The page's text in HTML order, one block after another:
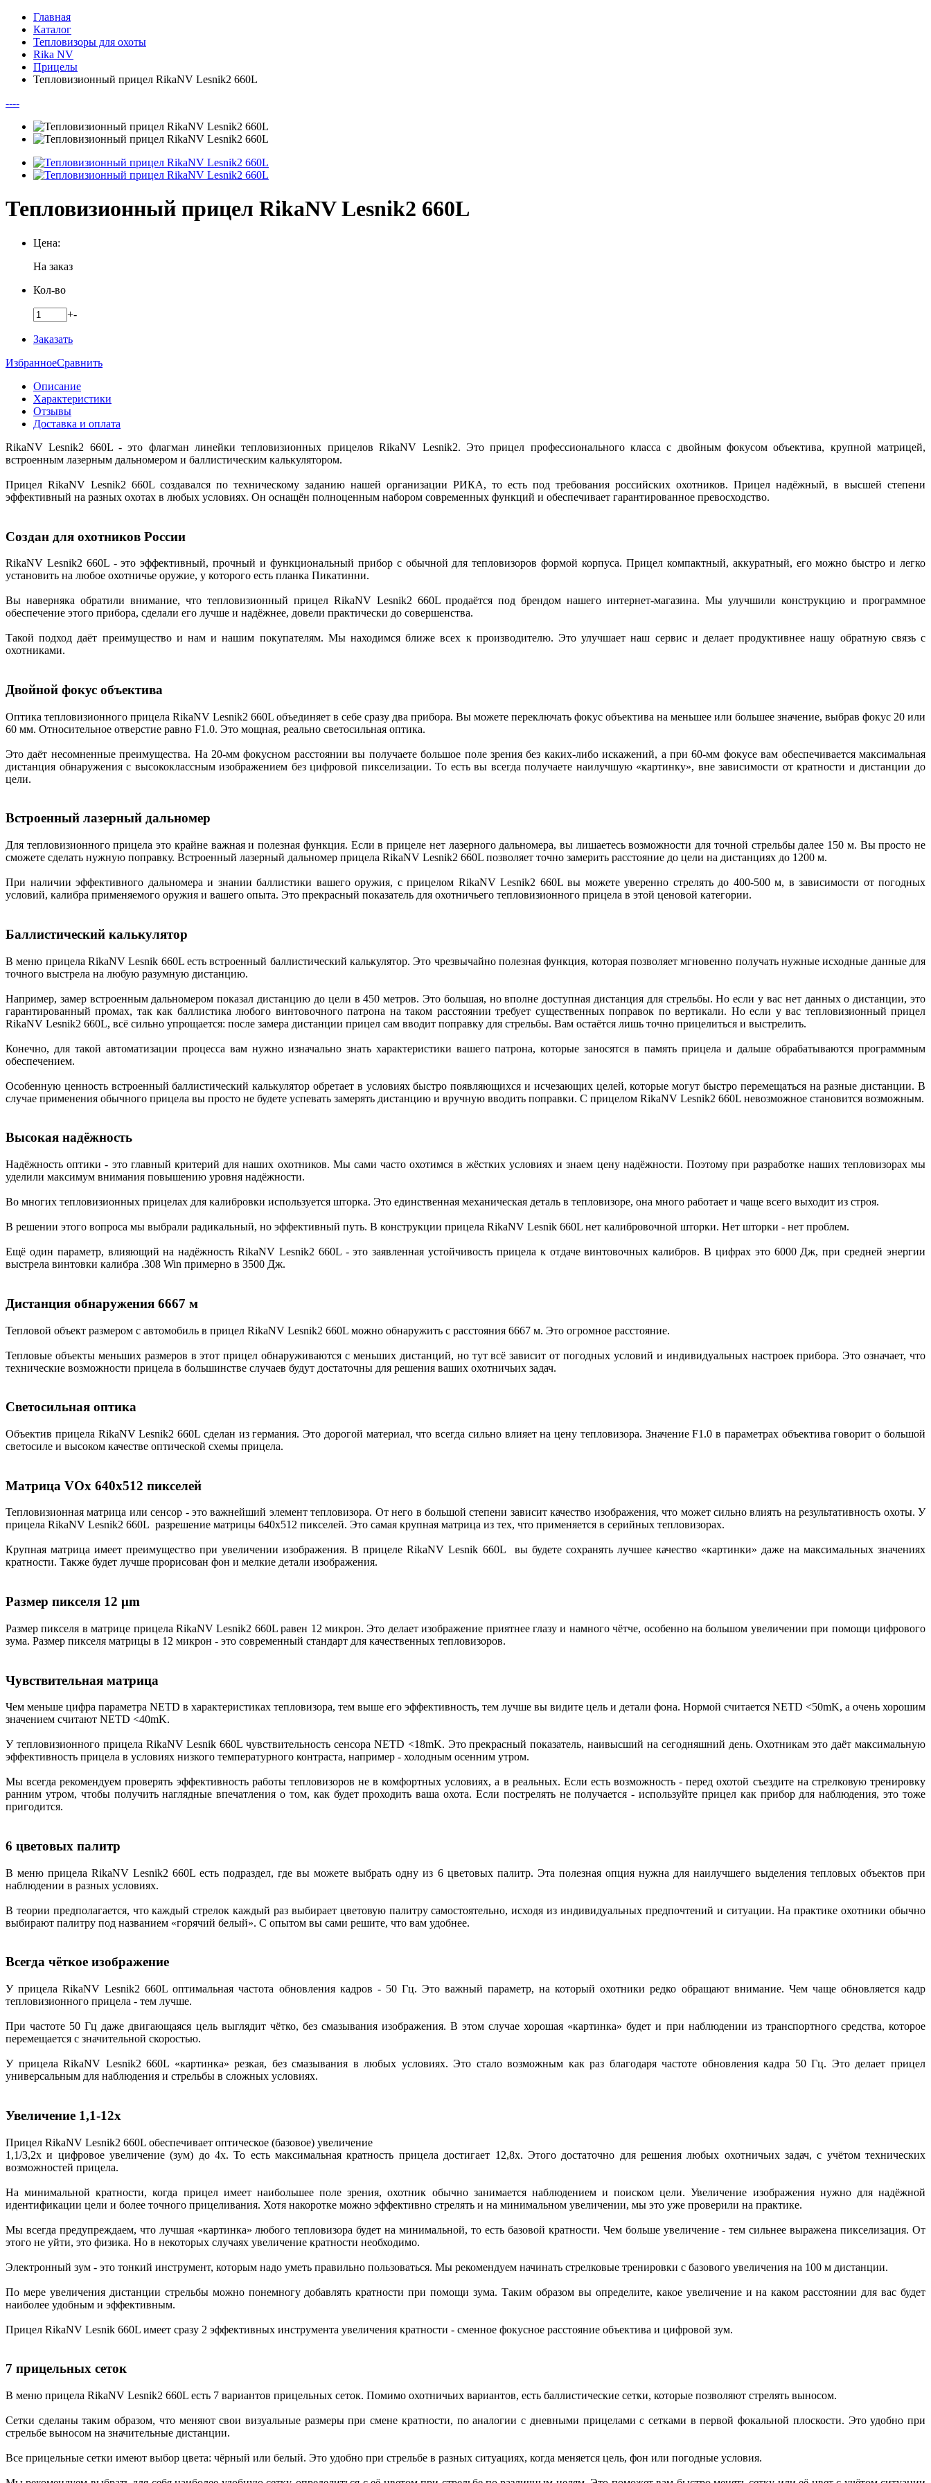
Главная
Каталог
Тепловизоры для охоты
Rika NV
Прицелы
Тепловизионный прицел RikaNV Lesnik2 660L
----
Тепловизионный прицел RikaNV Lesnik2 660L
Цена:
На заказ
Кол-во
+-
Заказать
ИзбранноеСравнить
Описание
Характеристики
Отзывы
Доставка и оплата
RikaNV Lesnik2 660L - это флагман линейки тепловизионных прицелов RikaNV Lesnik2. Это прицел профессионального класса с двойным фокусом объектива, крупной матрицей,
встроенным лазерным дальномером и баллистическим калькулятором.
Прицел RikaNV Lesnik2 660L создавался по техническому заданию нашей организации РИКА, то есть под требования российских охотников. Прицел надёжный, в высшей степени
эффективный на разных охотах в любых условиях. Он оснащён полноценным набором современных функций и обеспечивает гарантированное превосходство.
Создан для охотников России
RikaNV Lesnik2 660L - это эффективный, прочный и функциональный прибор с обычной для тепловизоров формой корпуса. Прицел компактный, аккуратный, его можно быстро и легко
установить на любое охотничье оружие, у которого есть планка Пикатинни.
Вы наверняка обратили внимание, что тепловизионный прицел RikaNV Lesnik2 660L продаётся под брендом нашего интернет-магазина. Мы улучшили конструкцию и программное
обеспечение этого прибора, сделали его лучше и надёжнее, довели практически до совершенства.
Такой подход даёт преимущество и нам и нашим покупателям. Мы находимся ближе всех к производителю. Это улучшает наш сервис и делает продуктивнее нашу обратную связь с
охотниками.
Двойной фокус объектива
Оптика тепловизионного прицела RikaNV Lesnik2 660L объединяет в себе сразу два прибора. Вы можете переключать фокус объектива на меньшее или большее значение, выбрав фокус 20 или
60 мм. Относительное отверстие равно F1.0. Это мощная, реально светосильная оптика.
Это даёт несомненные преимущества. На 20-мм фокусном расстоянии вы получаете большое поле зрения без каких-либо искажений, а при 60-мм фокусе вам обеспечивается максимальная
дистанция обнаружения с высококлассным изображением без цифровой пикселизации. То есть вы всегда получаете наилучшую «картинку», вне зависимости от кратности и дистанции до
цели.
Встроенный лазерный дальномер
Для тепловизионного прицела это крайне важная и полезная функция. Если в прицеле нет лазерного дальномера, вы лишаетесь возможности для точной стрельбы далее 150 м. Вы просто не
сможете сделать нужную поправку. Встроенный лазерный дальномер прицела RikaNV Lesnik2 660L позволяет точно замерить расстояние до цели на дистанциях до 1200 м.
При наличии эффективного дальномера и знании баллистики вашего оружия, с прицелом RikaNV Lesnik2 660L вы можете уверенно стрелять до 400-500 м, в зависимости от погодных
условий, калибра применяемого оружия и вашего опыта. Это прекрасный показатель для охотничьего тепловизионного прицела в этой ценовой категории.
Баллистический калькулятор
В меню прицела RikaNV Lesnik 660L есть встроенный баллистический калькулятор. Это чрезвычайно полезная функция, которая позволяет мгновенно получать нужные исходные данные для
точного выстрела на любую разумную дистанцию.
Например, замер встроенным дальномером показал дистанцию до цели в 450 метров. Это большая, но вполне доступная дистанция для стрельбы. Но если у вас нет данных о дистанции, это
гарантированный промах, так как баллистика любого винтовочного патрона на таком расстоянии требует существенных поправок по вертикали. Но если у вас тепловизионный прицел
RikaNV Lesnik2 660L, всё сильно упрощается: после замера дистанции прицел сам вводит поправку для стрельбы. Вам остаётся лишь точно прицелиться и выстрелить.
Конечно, для такой автоматизации процесса вам нужно изначально знать характеристики вашего патрона, которые заносятся в память прицела и дальше обрабатываются программным
обеспечением.
Особенную ценность встроенный баллистический калькулятор обретает в условиях быстро появляющихся и исчезающих целей, которые могут быстро перемещаться на разные дистанции. В
случае применения обычного прицела вы просто не будете успевать замерять дистанцию и вручную вводить поправки. С прицелом RikaNV Lesnik2 660L невозможное становится возможным.
Высокая надёжность
Надёжность оптики - это главный критерий для наших охотников. Мы сами часто охотимся в жёстких условиях и знаем цену надёжности. Поэтому при разработке наших тепловизорах мы
уделили максимум внимания повышению уровня надёжности.
Во многих тепловизионных прицелах для калибровки используется шторка. Это единственная механическая деталь в тепловизоре, она много работает и чаще всего выходит из строя.
В решении этого вопроса мы выбрали радикальный, но эффективный путь. В конструкции прицела RikaNV Lesnik 660L нет калибровочной шторки. Нет шторки - нет проблем.
Ещё один параметр, влияющий на надёжность RikaNV Lesnik2 660L - это заявленная устойчивость прицела к отдаче винтовочных калибров. В цифрах это 6000 Дж, при средней энергии
выстрела винтовки калибра .308 Win примерно в 3500 Дж.
Дистанция обнаружения 6667 м
Тепловой объект размером с автомобиль в прицел RikaNV Lesnik2 660L можно обнаружить с расстояния 6667 м. Это огромное расстояние.
Тепловые объекты меньших размеров в этот прицел обнаруживаются с меньших дистанций, но тут всё зависит от погодных условий и индивидуальных настроек прибора. Это означает, что
технические возможности прицела в большинстве случаев будут достаточны для решения ваших охотничьих задач.
Светосильная оптика
Объектив прицела RikaNV Lesnik2 660L сделан из германия. Это дорогой материал, что всегда сильно влияет на цену тепловизора. Значение F1.0 в параметрах объектива говорит о большой
светосиле и высоком качестве оптической схемы прицела.
Матрица VOx 640х512 пикселей
Тепловизионная матрица или сенсор - это важнейший элемент тепловизора. От него в большой степени зависит качество изображения, что может сильно влиять на результативность охоты. У
прицела RikaNV Lesnik2 660L разрешение матрицы 640х512 пикселей. Это самая крупная матрица из тех, что применяется в серийных тепловизорах.
Крупная матрица имеет преимущество при увеличении изображения. В прицеле RikaNV Lesnik 660L вы будете сохранять лучшее качество «картинки» даже на максимальных значениях
кратности. Также будет лучше прорисован фон и мелкие детали изображения.
Размер пикселя 12 μm
Размер пикселя в матрице прицела RikaNV Lesnik2 660L равен 12 микрон. Это делает изображение приятнее глазу и намного чётче, особенно на большом увеличении при помощи цифрового
зума. Размер пикселя матрицы в 12 микрон - это современный стандарт для качественных тепловизоров.
Чувствительная матрица
Чем меньше цифра параметра NETD в характеристиках тепловизора, тем выше его эффективность, тем лучше вы видите цель и детали фона. Нормой считается NETD <50mK, а очень хорошим
значением считают NETD <40mK.
У тепловизионного прицела RikaNV Lesnik 660L чувствительность сенсора NETD <18mK. Это прекрасный показатель, наивысший на сегодняшний день. Охотникам это даёт максимальную
эффективность прицела в условиях низкого температурного контраста, например - холодным осенним утром.
Мы всегда рекомендуем проверять эффективность работы тепловизоров не в комфортных условиях, а в реальных. Если есть возможность - перед охотой съездите на стрелковую тренировку
ранним утром, чтобы получить наглядные впечатления о том, как будет проходить ваша охота. Если пострелять не получается - используйте прицел как прибор для наблюдения, это тоже
пригодится.
6 цветовых палитр
В меню прицела RikaNV Lesnik2 660L есть подраздел, где вы можете выбрать одну из 6 цветовых палитр. Эта полезная опция нужна для наилучшего выделения тепловых объектов при
наблюдении в разных условиях.
В теории предполагается, что каждый стрелок каждый раз выбирает цветовую палитру самостоятельно, исходя из индивидуальных предпочтений и ситуации. На практике охотники обычно
выбирают палитру под названием «горячий белый». С опытом вы сами решите, что вам удобнее.
Всегда чёткое изображение
У прицела RikaNV Lesnik2 660L оптимальная частота обновления кадров - 50 Гц. Это важный параметр, на который охотники редко обращают внимание. Чем чаще обновляется кадр
тепловизионного прицела - тем лучше.
При частоте 50 Гц даже двигающаяся цель выглядит чётко, без смазывания изображения. В этом случае хорошая «картинка» будет и при наблюдении из транспортного средства, которое
перемещается с значительной скоростью.
У прицела RikaNV Lesnik2 660L «картинка» резкая, без смазывания в любых условиях. Это стало возможным как раз благодаря частоте обновления кадра 50 Гц. Это делает прицел
универсальным для наблюдения и стрельбы в сложных условиях.
Увеличение 1,1-12х
Прицел RikaNV Lesnik2 660L обеспечивает оптическое (базовое) увеличение
1,1/3,2х и цифровое увеличение (зум) до 4х. То есть максимальная кратность прицела достигает 12,8х. Этого достаточно для решения любых охотничьих задач, с учётом технических
возможностей прицела.
На минимальной кратности, когда прицел имеет наибольшее поле зрения, охотник обычно занимается наблюдением и поиском цели. Увеличение изображения нужно для надёжной
идентификации цели и более точного прицеливания. Хотя накоротке можно эффективно стрелять и на минимальном увеличении, мы это уже проверили на практике.
Мы всегда предупреждаем, что лучшая «картинка» любого тепловизора будет на минимальной, то есть базовой кратности. Чем больше увеличение - тем сильнее выражена пикселизация. От
этого не уйти, это физика. Но в некоторых случаях увеличение кратности необходимо.
Электронный зум - это тонкий инструмент, которым надо уметь правильно пользоваться. Мы рекомендуем начинать стрелковые тренировки с базового увеличения на 100 м дистанции.
По мере увеличения дистанции стрельбы можно понемногу добавлять кратности при помощи зума. Таким образом вы определите, какое увеличение и на каком расстоянии для вас будет
наиболее удобным и эффективным.
Прицел RikaNV Lesnik 660L имеет сразу 2 эффективных инструмента увеличения кратности - сменное фокусное расстояние объектива и цифровой зум.
7 прицельных сеток
В меню прицела RikaNV Lesnik2 660L есть 7 вариантов прицельных сеток. Помимо охотничьих вариантов, есть баллистические сетки, которые позволяют стрелять выносом.
Сетки сделаны таким образом, что меняют свои визуальные размеры при смене кратности, по аналогии с дневными прицелами с сетками в первой фокальной плоскости. Это удобно при
стрельбе выносом на значительные дистанции.
Все прицельные сетки имеют выбор цвета: чёрный или белый. Это удобно при стрельбе в разных ситуациях, когда меняется цель, фон или погодные условия.